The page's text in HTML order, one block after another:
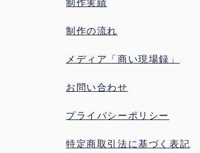
制作実績
制作の流れ
メディア「商い現場録」
お問い合わせ
プライバシーポリシー
特定商取引法に基づく表記